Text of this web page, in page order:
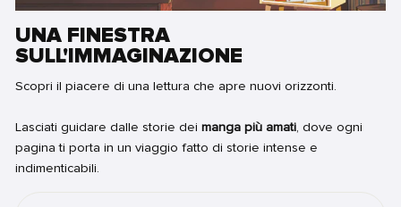
UNA FINESTRA
SULL'IMMAGINAZIONE
Scopri il piacere di una lettura che apre nuovi orizzonti.
Lasciati guidare dalle storie dei manga più amati , dove ogni
pagina ti porta in un viaggio fatto di storie intense e
indimenticabili.